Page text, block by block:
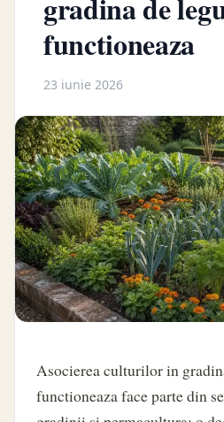
gradina de
functioneaza
23 iunie 2026
Asocierea culturilor in
functioneaza face parte din